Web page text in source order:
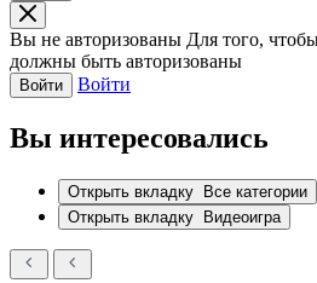
Вы не авторизованы Для того,
должны быть авторизованы
Войти Войти
Вы интересовались
Открыть вкладку
Все категории
Открыть вкладку
Видеоигра